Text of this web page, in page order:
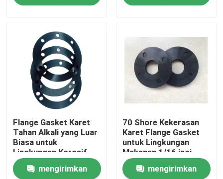
Tentang Kami
Tur Pabrik
Kontrol Kualitas
Berita
Kasus-kasus
Flange Gasket Karet
Tahan Alkali yang Luar
Biasa untuk
Lingkungan Korosif
dalam Pengolahan
Kimia mengirimkan
70 Shore Kekerasan
Karet Flange Gasket
untuk Lingkungan
Makanan 1/16 inci
Ketebalan
mengirimkan